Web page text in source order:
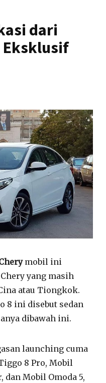
dari
Eksklusif
mobil ini
yang masih
atau Tiongkok.
8 ini disebut sedan
dibawah ini.
launching cuma
8 Pro, Mobil
dan Mobil Omoda 5,